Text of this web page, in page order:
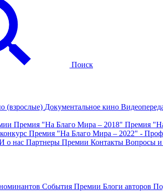
Поиск
(взрослые) Документальное кино
Премия "На Благо Мира – 2018" Премия
Премия "На Благо Мира – 2022" -
о нас Партнеры Премии Контакты Вопросы и
События Премии Блоги авторов